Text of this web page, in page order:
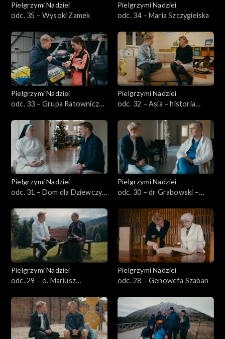
Pielgrzymi Nadziei
odc. 35 – Wysoki Zamek
Pielgrzymi Nadziei
odc. 34 – Maria Szczygielska
Pielgrzymi Nadziei
odc. 33 – Grupa Ratownicza
Pielgrzymi Nadziei
odc. 32 – Asia – historia
Pielgrzymi Nadziei
odc. 31 – Dom dla Dziewczyn
Pielgrzymi Nadziei
odc. 30 – dr Grabowski –
Pielgrzymi Nadziei
odc. 29 – o. Mariusz
Pielgrzymi Nadziei
odc. 28 – Genowefa Szaban